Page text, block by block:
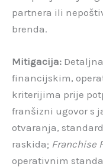
partnera ili
brenda.
Mitigacija:
financijskim,
kriterijima prije
franšizni ugovor s
otvaranja,
raskida; Franchise
operativnim